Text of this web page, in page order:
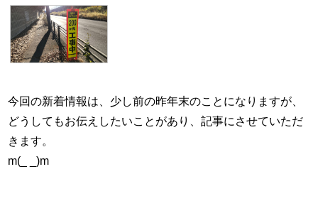
今回の新着情報は、少し前の昨年末のことになりますが、
どうしてもお伝えしたいことがあり、記事にさせていただ
きます。
m(_ _)m